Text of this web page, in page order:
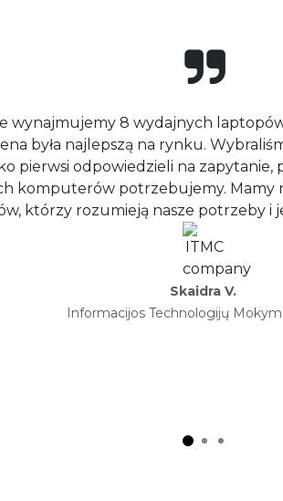
wynajmujemy 8 wydajnych
była najlepszą na rynku.
pierwsi odpowiedzieli na zapytanie,
komputerów potrzebujemy. Mamy
którzy rozumieją nasze potrzeby i
Skaidra V.
Informacijos Technologijų